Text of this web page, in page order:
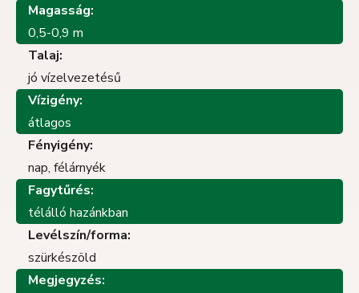
Magasság:
0,5-0,9 m
Talaj:
jó vízelvezetésű
Vízigény:
átlagos
Fényigény:
nap, félárnyék
Fagytűrés:
télálló hazánkban
Levélszín/forma:
szürkészöld
Megjegyzés: